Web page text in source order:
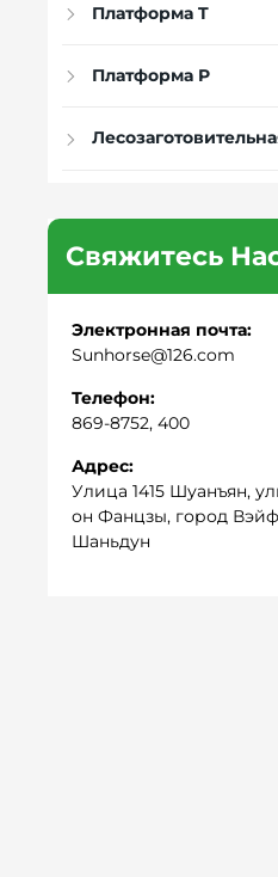
Платформа T
Платформа P
Свяжитесь
Электронная почта:
Sunhorse@126.com
Телефон:
869-8752, 400
Адрес:
Улица 1415 Шуанъян,
он Фанцзы, город
Шаньдун